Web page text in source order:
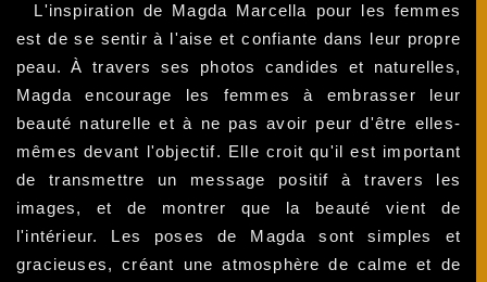
L'inspiration de Magda Marcella pour les femmes
est de se sentir à l'aise et confiante dans leur propre
peau. À travers ses photos candides et naturelles,
Magda encourage les femmes à embrasser leur
beauté naturelle et à ne pas avoir peur d'être elles-
mêmes devant l'objectif. Elle croit qu'il est important
de transmettre un message positif à travers les
images, et de montrer que la beauté vient de
l'intérieur. Les poses de Magda sont simples et
gracieuses, créant une atmosphère de calme et de